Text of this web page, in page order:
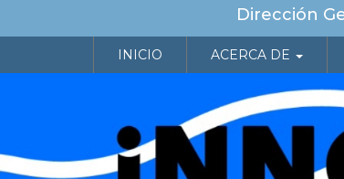
Dirección
NAVEGACIÓN
INICIO ACERCA DE